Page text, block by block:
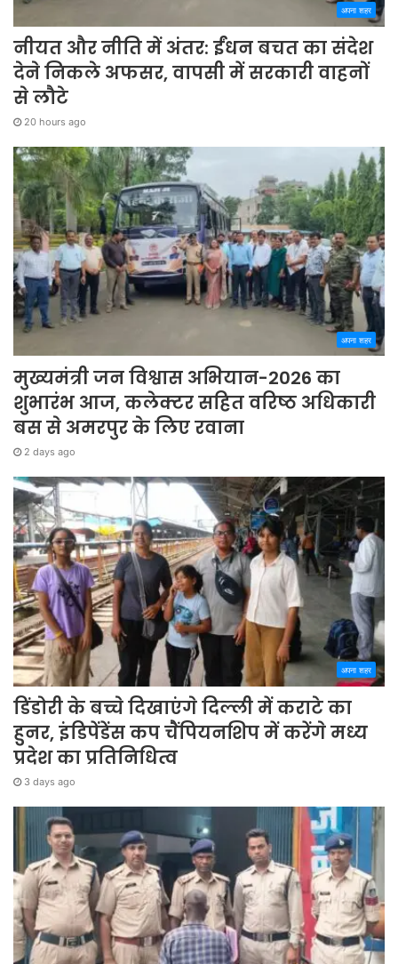
अपना शहर
नीयत और नीति में अंतर: ईंधन बचत का संदेश
देने निकले अफसर, वापसी में सरकारी वाहनों
से लौटे
20 hours ago
अपना शहर
मुख्यमंत्री जन विश्वास अभियान-2026 का
शुभारंभ आज, कलेक्टर सहित वरिष्ठ अधिकारी
बस से अमरपुर के लिए रवाना
2 days ago
अपना शहर
डिंडोरी के बच्चे दिखाएंगे दिल्ली में कराटे का
हुनर, इंडिपेंडेंस कप चैंपियनशिप में करेंगे मध्य
प्रदेश का प्रतिनिधित्व
3 days ago